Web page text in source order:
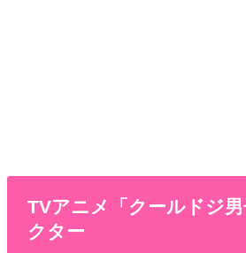
TVアニメ「クールドジ
クター